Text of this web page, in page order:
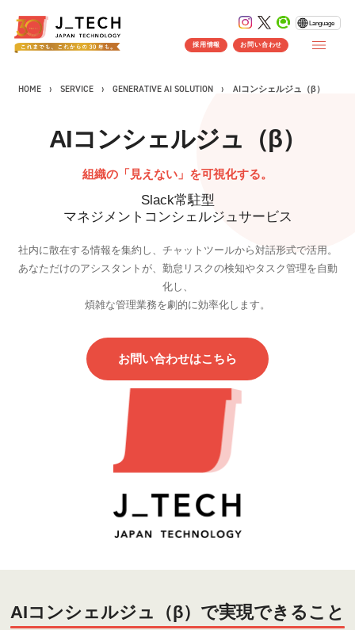
CONCEPT
SERVICE
J's Works ERP
クラウドソリューション
生成AIソリューション
SUSTAINABILITY
セキュリティポリシー
労働情報の公開
Language
採用情報 お問い合わせ
HOME SERVICE GENERATIVE AI SOLUTION AIコンシェルジュ（β）
AIコンシェルジュ（β）
組織の「見えない」を可視化する。
Slack常駐型
マネジメントコンシェルジュサービス
社内に散在する情報を集約し、チャットツールから対話形式で活用。
あなただけのアシスタントが、勤怠リスクの検知やタスク管理を自動
化し、
煩雑な管理業務を劇的に効率化します。
お問い合わせはこちら
AIコンシェルジュ（β）で実現できること